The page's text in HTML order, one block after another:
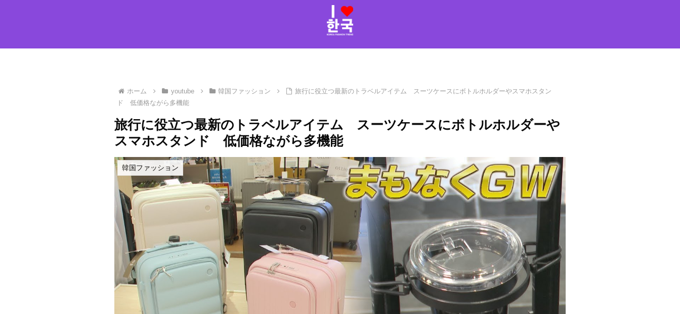
ホーム youtube 韓国ファッション
旅行に役立つ最新のトラベルアイテム スーツケースにボトルホルダーやスマホスタン
ド 低価格ながら多機能
旅行に役立つ最新のトラベルアイテム スーツケースにボトルホルダーや
スマホスタンド 低価格ながら多機能
韓国ファッション